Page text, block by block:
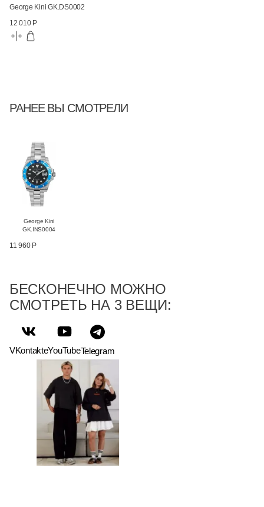
George Kini GK.DS0002
12 010 Р
РАНЕЕ ВЫ СМОТРЕЛИ
George Kini
GK.INS0004
11 960 Р
БЕСКОНЕЧНО МОЖНО
СМОТРЕТЬ НА 3 ВЕЩИ:
VKontakteYouTubeTelegram